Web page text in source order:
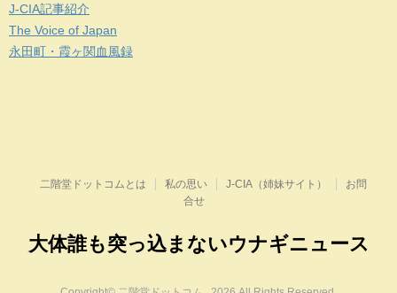
J-CIA記事紹介
The Voice of Japan
永田町・霞ヶ関血風録